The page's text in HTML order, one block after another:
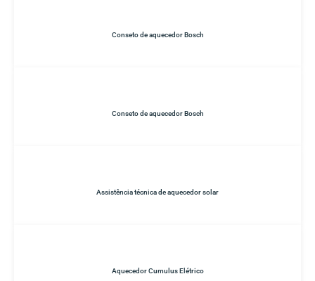
Conseto de aquecedor Bosch
Conseto de aquecedor Bosch
Assistência técnica de aquecedor solar
Aquecedor Cumulus Elétrico